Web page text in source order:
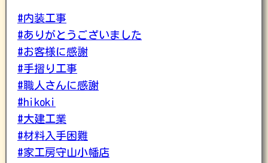
#内装工事
#ありがとうございました
#お客様に感謝
#手摺り工事
#職人さんに感謝
#hikoki
#大建工業
#材料入手困難
#家工房守山小幡店